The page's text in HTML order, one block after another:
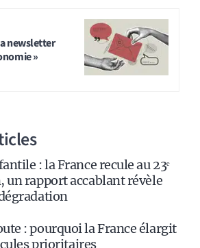
newsletter
»
: la France recule au 23ᵉ
un rapport accablant révèle
: pourquoi la France élargit
prioritaires